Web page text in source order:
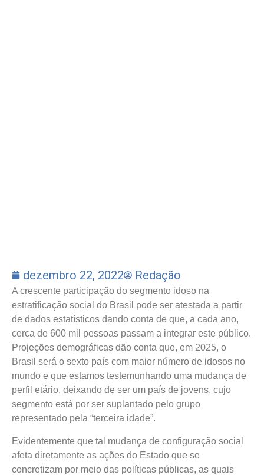
dezembro 22, 2022 Redação
A crescente participação do segmento idoso na
estratificação social do Brasil pode ser atestada a partir
de dados estatísticos dando conta de que, a cada ano,
cerca de 600 mil pessoas passam a integrar este público.
Projeções demográficas dão conta que, em 2025, o
Brasil será o sexto país com maior número de idosos no
mundo e que estamos testemunhando uma mudança de
perfil etário, deixando de ser um país de jovens, cujo
segmento está por ser suplantado pelo grupo
representado pela “terceira idade”.
Evidentemente que tal mudança de configuração social
afeta diretamente as ações do Estado que se
concretizam por meio das políticas públicas, as quais